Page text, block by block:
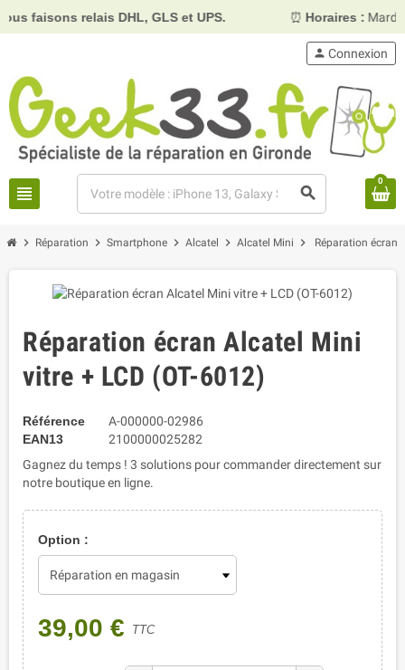
relais DHL, GLS et UPS. Horaires :Mardi, mercredi
view_headline search
person Connexion
0
chevron_right Réparation chevron_right Smartphone chevron_right Alcatel chevron_right Alcatel Mini chevron_right Réparation écran
Réparation écran Alcatel Mini
vitre + LCD (OT-6012)
Référence
A-000000-02986
EAN13
2100000025282
Gagnez du temps ! 3 solutions pour commander directement sur
notre boutique en ligne.
Option :
39,00 € TTC